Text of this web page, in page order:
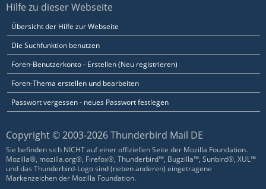
Hilfe zu dieser Webseite
Übersicht der Hilfe zur Webseite
Die Suchfunktion benutzen
Foren-Benutzerkonto - Erstellen (Neu registrieren)
Foren-Thema erstellen und bearbeiten
Passwort vergessen - neues Passwort festlegen
Copyright © 2003-2026 Thunderbird Mail DE
Sie befinden sich NICHT auf einer offiziellen Seite der Mozilla Foundation.
Mozilla®, mozilla.org®, Firefox®, Thunderbird™, Bugzilla™, Sunbird®, XUL™
und das Thunderbird-Logo sind (neben anderen) eingetragene
Markenzeichen der Mozilla Foundation.